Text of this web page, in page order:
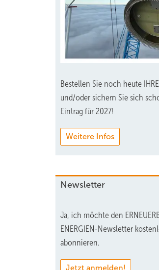
Bestellen Sie noch heute
und/oder sichern Sie sich
Eintrag für 2027!
Weitere Infos
Newsletter
Ja, ich möchte den
ENERGIEN-Newsletter
abonnieren.
Jetzt anmelden!